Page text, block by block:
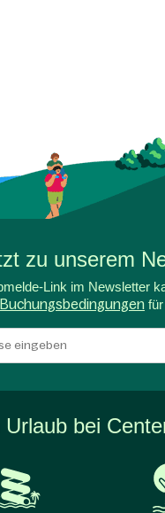
zu unserem
Link im Newsletter
Buchungsbedingungenfür
bei